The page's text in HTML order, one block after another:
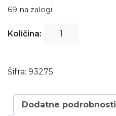
69 na zalogi
Količina:
AXOR
količina
Šifra: 93275
Dodatne podrobnosti